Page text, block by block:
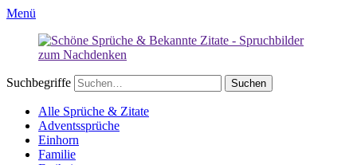
Menü
Suchbegriffe
Alle Sprüche & Zitate
Adventssprüche
Einhorn
Familie